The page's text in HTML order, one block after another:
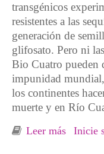
transgénicos
resistentes a las
generación de
glifosato. Pero ni
Bio Cuatro pueden
impunidad
los continentes
muerte y en Río
Leer más sobre
Inicie